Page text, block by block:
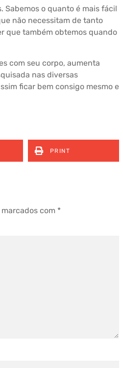
Sabemos o quanto é mais fácil
não necessitam de tanto
que também obtemos quando
com seu corpo, aumenta
nas diversas
ficar bem consigo mesmo e
PRINT
com *